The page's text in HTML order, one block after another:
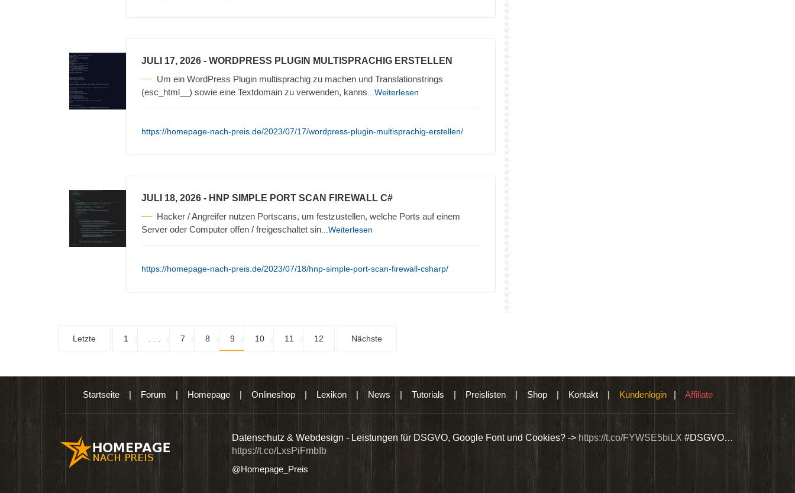
JULI 17, 2026 - WORDPRESS PLUGIN MULTISPRACHIG ERSTELLEN
Um ein WordPress Plugin multisprachig zu machen und Translationstrings
(esc_html__) sowie eine Textdomain zu verwenden, kanns ...Weiterlesen
https://homepage-nach-preis.de/2023/07/17/wordpress-plugin-multisprachig-erstellen/
JULI 18, 2026 - HNP SIMPLE PORT SCAN FIREWALL C#
Hacker / Angreifer nutzen Portscans, um festzustellen, welche Ports auf einem
Server oder Computer offen / freigeschaltet sin ...Weiterlesen
https://homepage-nach-preis.de/2023/07/18/hnp-simple-port-scan-firewall-csharp/
Letzte 1 7 8 9 10 11 12 Nächste
Startseite| Forum | Homepage| Onlineshop| Lexikon|News | Tutorials | Preislisten| Shop| Kontakt| Kundenlogin| Affiliate
Produkten wie Ebooks & DVDs.… Datenschutz & Webdesign - Leistungen für DSGVO, Google Font und Cookies? -> https://t.co/FYWSE5biLX #DSGVO…
https://t.co/LxsPiFmbIb
@Homepage_Preis